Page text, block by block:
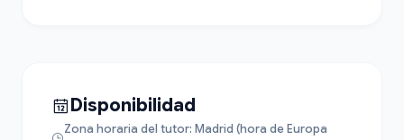
Disponibilidad
Zona horaria del tutor: Madrid (hora de Europa